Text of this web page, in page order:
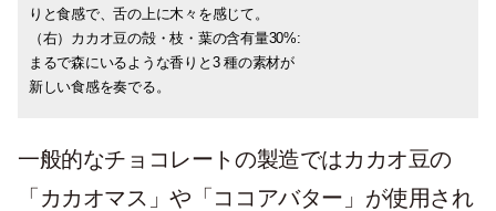
りと食感で、舌の上に木々を感じて。
（右）カカオ豆の殻・枝・葉の含有量30%:
まるで森にいるような香りと3 種の素材が
新しい食感を奏でる。
ッツが織り成す豊かな風味。 ほろ苦い甘さ
のなかに、酸味を感じる大人な味わい。 カ
カオ豆の殻の歯触りとその後に続くなめら
かな口溶け。
一般的なチョコレートの製造ではカカオ豆の
「カカオマス」や「ココアバター」が使用され